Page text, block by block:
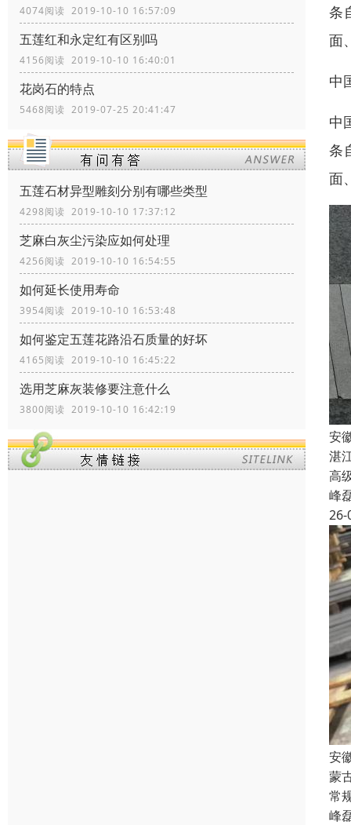
4074阅读 2019-10-10 16:57:09
五莲红和永定红有区别吗
4156阅读 2019-10-10 16:40:01
花岗石的特点
5468阅读 2019-07-25 20:41:47
五莲石材异型雕刻分别有哪些类型
4298阅读 2019-10-10 17:37:12
芝麻白灰尘污染应如何处理
4256阅读 2019-10-10 16:54:55
如何延长使用寿命
3954阅读 2019-10-10 16:53:48
如何鉴定五莲花路沿石质量的好坏
4165阅读 2019-10-10 16:45:22
选用芝麻灰装修要注意什么
3800阅读 2019-10-10 16:42:19
条
面
中
中
条
面
安
湛
高
峰
26-
安
蒙
常
峰